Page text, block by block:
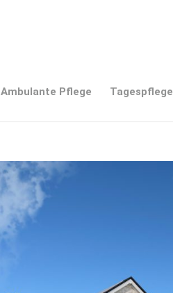
Ambulante Pflege Tagespflege